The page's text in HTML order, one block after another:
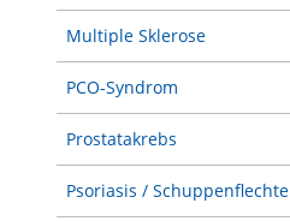
Multiple Sklerose
PCO-Syndrom
Prostatakrebs
Psoriasis / Schuppenflechte